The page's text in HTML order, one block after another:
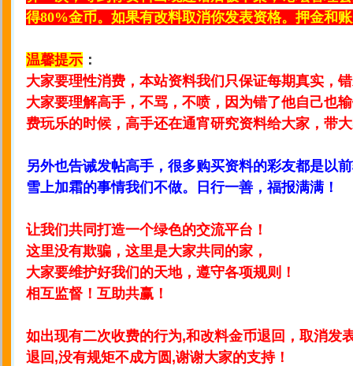
得80%金币。如果有改料取消你发表资格。押金和
温馨提示 ：
大家要理性消费，本站资料我们只保证每期真实，
大家要理解高手，不骂，不喷，因为错了他自己也
费玩乐的时候，高手还在通宵研究资料给大家，带
另外也告诫发帖高手，很多购买资料的彩友都是以
雪上加霜的事情我们不做。日行一善，福报满满！
让我们共同打造一个绿色的交流平台！
这里没有欺骗，这里是大家共同的家，
大家要维护好我们的天地，遵守各项规则！
相互监督！互助共赢！
如出现有二次收费的行为,和改料金币退回，取消发
退回,没有规矩不成方圆,谢谢大家的支持！